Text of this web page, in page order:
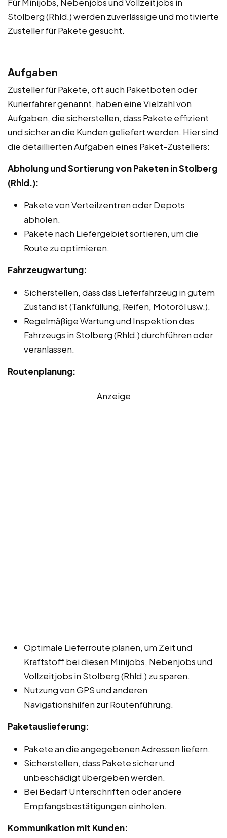
Stolberg (Rhld.) werden zuverlässige und motivierte
Zusteller für Pakete gesucht.
Aufgaben
Zusteller für Pakete, oft auch Paketboten oder
Kurierfahrer genannt, haben eine Vielzahl von
Aufgaben, die sicherstellen, dass Pakete effizient
und sicher an die Kunden geliefert werden. Hier sind
die detaillierten Aufgaben eines Paket-Zustellers:
Abholung und Sortierung von Paketen in Stolberg
(Rhld.):
Pakete von Verteilzentren oder Depots
abholen.
Pakete nach Liefergebiet sortieren, um die
Route zu optimieren.
Fahrzeugwartung:
Sicherstellen, dass das Lieferfahrzeug in gutem
Zustand ist (Tankfüllung, Reifen, Motoröl usw.).
Regelmäßige Wartung und Inspektion des
Fahrzeugs in Stolberg (Rhld.) durchführen oder
veranlassen.
Routenplanung:
Anzeige
Optimale Lieferroute planen, um Zeit und
Kraftstoff bei diesen Minijobs, Nebenjobs und
Vollzeitjobs in Stolberg (Rhld.) zu sparen.
Nutzung von GPS und anderen
Navigationshilfen zur Routenführung.
Paketauslieferung:
Pakete an die angegebenen Adressen liefern.
Sicherstellen, dass Pakete sicher und
unbeschädigt übergeben werden.
Bei Bedarf Unterschriften oder andere
Empfangsbestätigungen einholen.
Kommunikation mit Kunden: